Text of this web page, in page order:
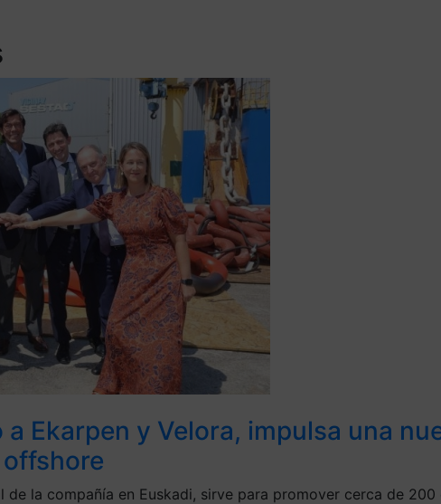
Ekarpen y Velora, impulsa una
la compañía en Euskadi, sirve para promover cerca de